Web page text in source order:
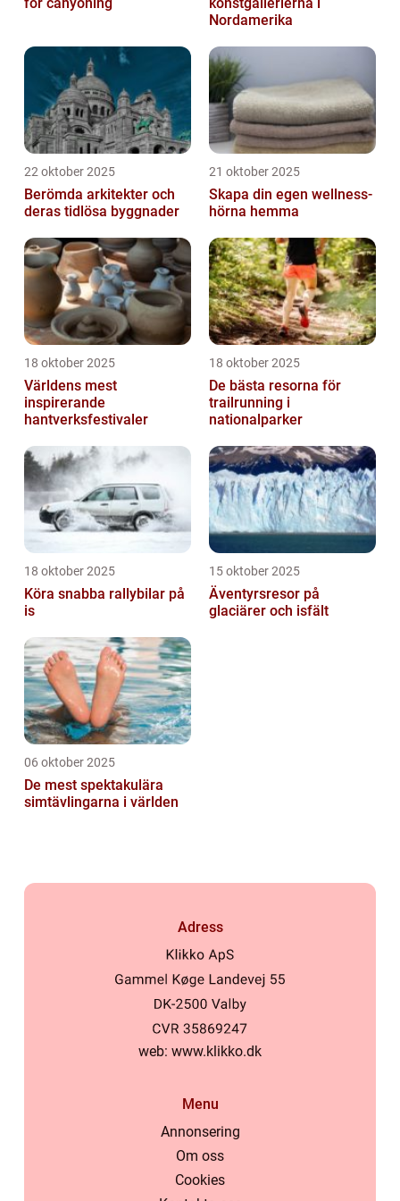
Nordamerika
22 oktober 2025
Berömda arkitekter och
deras tidlösa byggnader
21 oktober 2025
Skapa din egen wellness-
hörna hemma
18 oktober 2025
Världens mest
inspirerande
hantverksfestivaler
18 oktober 2025
De bästa resorna för
trailrunning i
nationalparker
18 oktober 2025
Köra snabba rallybilar på
is
15 oktober 2025
Äventyrsresor på
glaciärer och isfält
06 oktober 2025
De mest spektakulära
simtävlingarna i världen
Adress
web: www.klikko.dk
Menu
Annonsering
Om oss
Cookies